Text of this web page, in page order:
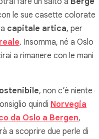
le sue casette colorate,
capitale artica, per
. Insomma, né a Oslo
a rimanere con le mani
, non c’è niente
quindi Norvegia
da Oslo a Bergen,
a scoprire due perle di